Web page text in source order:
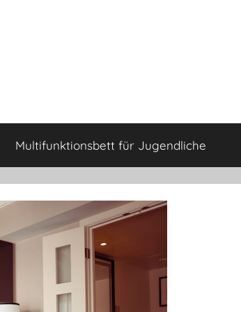
Multifunktionsbett für Jugendliche